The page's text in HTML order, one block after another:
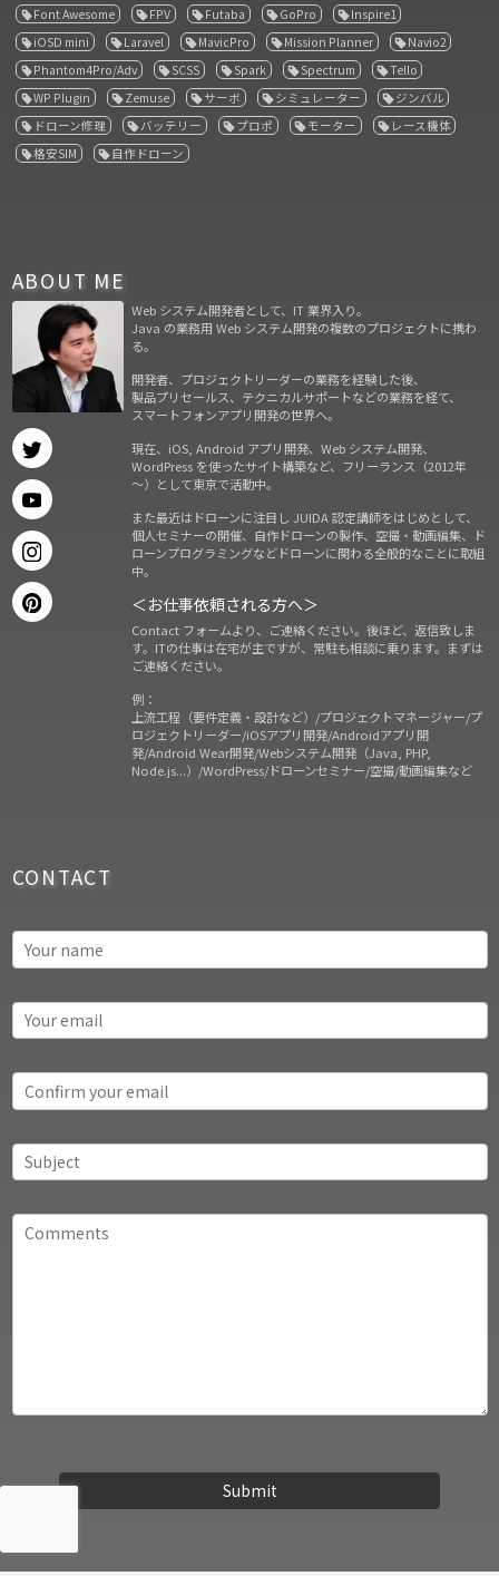
Font Awesome
FPV Futaba GoPro
Inspire1
iOSD mini
Laravel MavicPro Mission Planner
Navio2
Phantom4Pro/Adv
SCSS Spark Spectrum
Tello
WP Plugin
Zemuse サーボ シミュレーター
ジンバル
ドローン修理
バッテリー プロポ モーター
レース機体
格安SIM
自作ドローン
ABOUT ME
Web システム開発者として、IT 業界入り。
Java の業務用 Web システム開発の複数のプロジェクトに携わ
る。
開発者、プロジェクトリーダーの業務を経験した後、
製品プリセールス、テクニカルサポートなどの業務を経て、
スマートフォンアプリ開発の世界へ。
現在、iOS, Android アプリ開発、Web システム開発、
WordPress を使ったサイト構築など、フリーランス（2012年
～）として東京で活動中。
また最近はドローンに注目し JUIDA 認定講師をはじめとして、
個人セミナーの開催、自作ドローンの製作、空撮・動画編集、ド
ローンプログラミングなどドローンに関わる全般的なことに取組
中。
＜お仕事依頼される方へ＞
Contact フォームより、ご連絡ください。後ほど、返信致しま
す。ITの仕事は在宅が主ですが、常駐も相談に乗ります。まずは
ご連絡ください。
例：
上流工程（要件定義・設計など）/プロジェクトマネージャー/プ
ロジェクトリーダー/iOSアプリ開発/Androidアプリ開
発/Android Wear開発/Webシステム開発（Java, PHP,
Node.js...）/WordPress/ドローンセミナー/空撮/動画編集など
CONTACT